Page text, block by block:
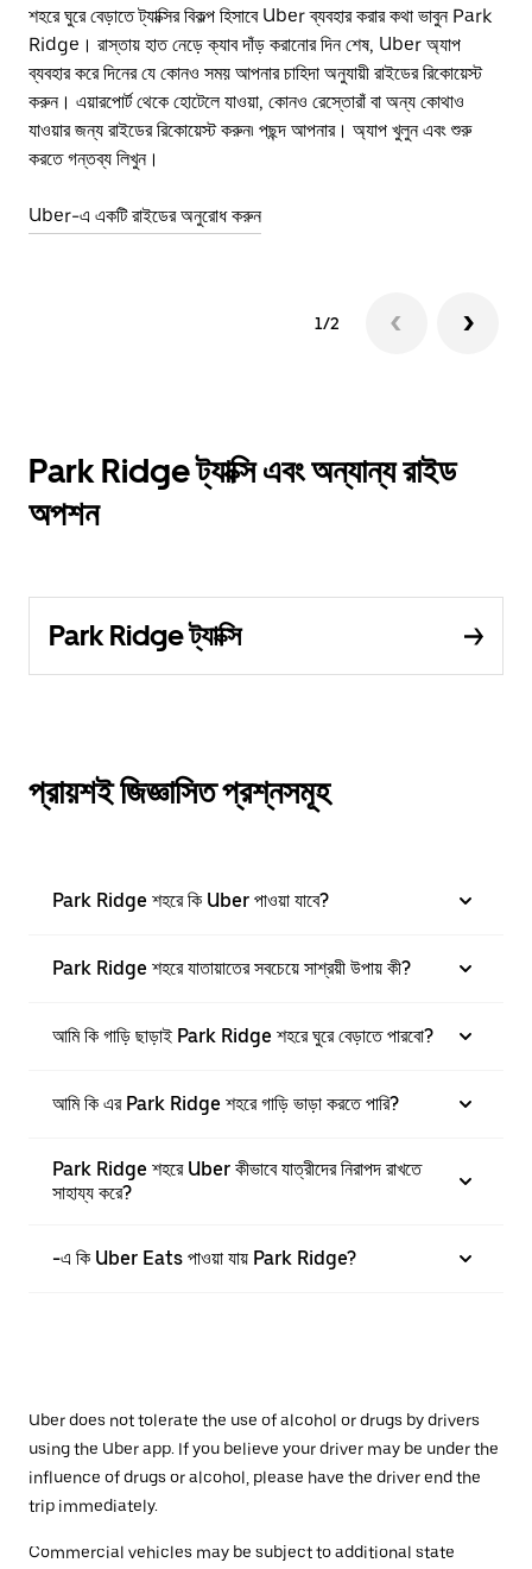
শহরে ঘুরে বেড়াতে ট্যাক্সির বিকল্প হিসাবে Uber ব্যবহার করার কথা ভাবুন Park
Ridge। রাস্তায় হাত নেড়ে ক্যাব দাঁড় করানোর দিন শেষ, Uber অ্যাপ
ব্যবহার করে দিনের যে কোনও সময় আপনার চাহিদা অনুযায়ী রাইডের রিকোয়েস্ট
করুন। এয়ারপোর্ট থেকে হোটেলে যাওয়া, কোনও রেস্তোরাঁ বা অন্য কোথাও
যাওয়ার জন্য রাইডের রিকোয়েস্ট করুন৷ পছন্দ আপনার। অ্যাপ খুলুন এবং শুরু
করতে গন্তব্য লিখুন।
Uber-এ একটি রাইডের অনুরোধ করুন
1/2
Park Ridge ট্যাক্সি এবং অন্যান্য রাইড
অপশন
Park Ridge ট্যাক্সি
প্রায়শই জিজ্ঞাসিত প্রশ্নসমূহ
Park Ridge শহরে কি Uber পাওয়া যাবে?
Park Ridge শহরে যাতায়াতের সবচেয়ে সাশ্রয়ী উপায় কী?
আমি কি গাড়ি ছাড়াই Park Ridge শহরে ঘুরে বেড়াতে পারবো?
আমি কি এর Park Ridge শহরে গাড়ি ভাড়া করতে পারি?
Park Ridge শহরে Uber কীভাবে যাত্রীদের নিরাপদ রাখতে
সাহায্য করে?
-এ কি Uber Eats পাওয়া যায় Park Ridge?
Uber does not tolerate the use of alcohol or drugs by drivers
using the Uber app. If you believe your driver may be under the
influence of drugs or alcohol, please have the driver end the
trip immediately.
Commercial vehicles may be subject to additional state